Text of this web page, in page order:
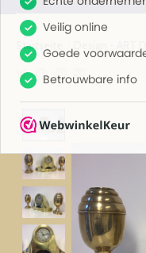
Startseite Design - ART